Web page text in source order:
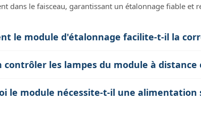
dans le faisceau, garantissant un étalonnage fiable et
le module d'étalonnage facilite-t-il la
et les irrégularités optiques en fonction de la longueur
contrôler les lampes du module à
sur un connecteur allume la lampe correspondante.
le module nécessite-t-il une alimentation